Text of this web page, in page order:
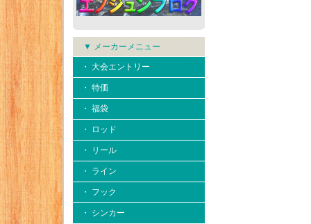
▼ メーカーメニュー
・ 大会エントリー
・ 特価
・ 福袋
・ ロッド
・ リール
・ ライン
・ フック
・ シンカー